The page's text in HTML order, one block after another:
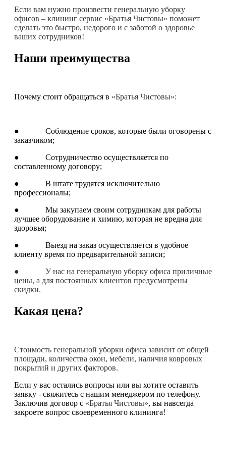
Если вам нужно произвести генеральную уборку
офисов – клининг сервис «Братья Чистовы» поможет
сделать это быстро, недорого и с заботой о здоровье
ваших сотрудников!
Наши преимущества
Почему стоит обращаться в «Братья Чистовы»:
● Соблюдение сроков, которые были оговорены с
заказчиком;
● Сотрудничество осуществляется по
составленному договору;
● В штате трудятся исключительно
профессионалы;
● Мы закупаем своим сотрудникам для работы
лучшее оборудование и химию, которая не вредна для
здоровья;
● Выезд на заказ осуществляется в удобное
клиенту время по предварительной записи;
● У нас на генеральную уборку офиса приличные
цены, а для постоянных клиентов предусмотрены
скидки.
Какая цена?
Стоимость генеральной уборки офиса зависит от общей
площади, количества окон, мебели, наличия ковровых
покрытий и других факторов.
Если у вас остались вопросы или вы хотите оставить
заявку - свяжитесь с нашим менеджером по телефону.
Заключив договор с «Братья Чистовы», вы навсегда
закроете вопрос своевременного клининга!